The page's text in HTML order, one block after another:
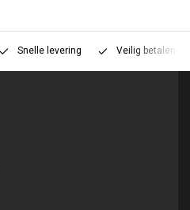
Snelle levering Veilig betalen